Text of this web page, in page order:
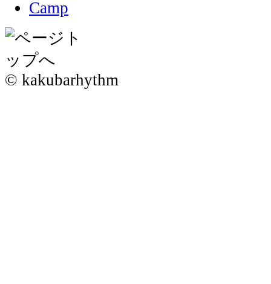
© kakubarhythm